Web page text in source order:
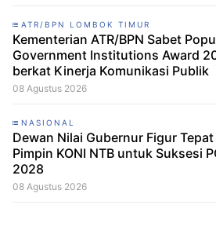
ATR/BPN LOMBOK TIMUR
Kementerian ATR/BPN Sabet
Government Institutions Award
berkat Kinerja Komunikasi Publik
08 Agustus 2026
NASIONAL
Dewan Nilai Gubernur Figur Tepat
Pimpin KONI NTB untuk Suksesi
2028
08 Agustus 2026